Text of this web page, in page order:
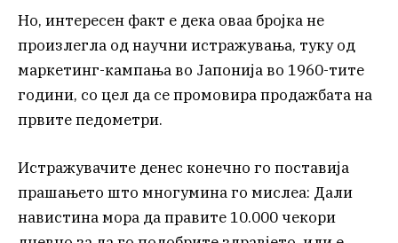
Но, интересен факт е дека оваа бројка не
произлегла од научни истражувања, туку од
маркетинг-кампања во Јапонија во 1960-тите
години, со цел да се промовира продажбата на
првите педометри.
Истражувачите денес конечно го поставија
прашањето што многумина го мислеа: Дали
навистина мора да правите 10.000 чекори